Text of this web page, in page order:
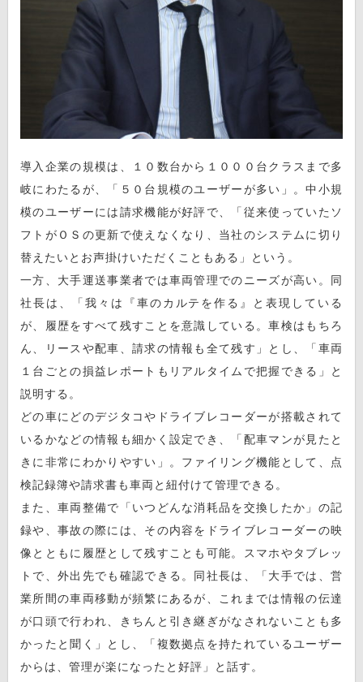
導入企業の規模は、１０数台から１０００台クラスまで多
岐にわたるが、「５０台規模のユーザーが多い」。中小規
模のユーザーには請求機能が好評で、「従来使っていたソ
フトがＯＳの更新で使えなくなり、当社のシステムに切り
替えたいとお声掛けいただくこともある」という。
一方、大手運送事業者では車両管理でのニーズが高い。同
社長は、「我々は『車のカルテを作る』と表現している
が、履歴をすべて残すことを意識している。車検はもちろ
ん、リースや配車、請求の情報も全て残す」とし、「車両
１台ごとの損益レポートもリアルタイムで把握できる」と
説明する。
どの車にどのデジタコやドライブレコーダーが搭載されて
いるかなどの情報も細かく設定でき、「配車マンが見たと
きに非常にわかりやすい」。ファイリング機能として、点
検記録簿や請求書も車両と紐付けて管理できる。
また、車両整備で「いつどんな消耗品を交換したか」の記
録や、事故の際には、その内容をドライブレコーダーの映
像とともに履歴として残すことも可能。スマホやタブレッ
トで、外出先でも確認できる。同社長は、「大手では、営
業所間の車両移動が頻繁にあるが、これまでは情報の伝達
が口頭で行われ、きちんと引き継ぎがなされないことも多
かったと聞く」とし、「複数拠点を持たれているユーザー
からは、管理が楽になったと好評」と話す。